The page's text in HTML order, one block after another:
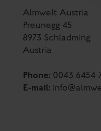
Almwelt Austria
Preunegg 45
8973 Schladming
Austria
Phone: 0043 6454
E-mail: